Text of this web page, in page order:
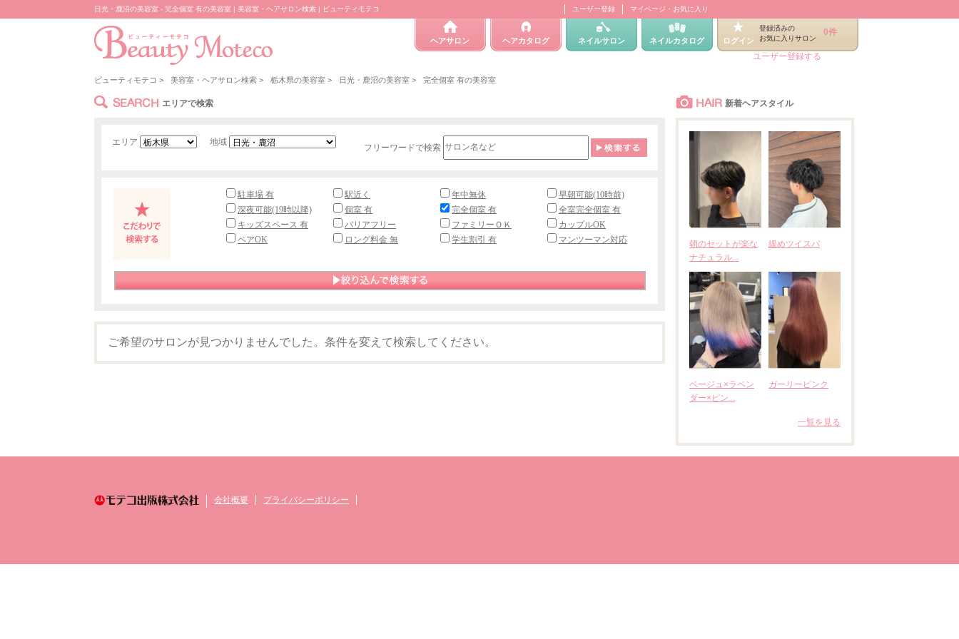
日光・鹿沼の美容室 - 完全個室 有の美容室 | 美容室・ヘアサロン検索 | ビューティモテコ ユーザー登録 マイページ・お気に入り
ヘアサロン ヘアカタログ ネイルサロン ネイルカタログ ログイン
登録済みの
お気に入りサロン
0件
ユーザー登録する
ビューティモテコ > 美容室・ヘアサロン検索 > 栃木県の美容室 > 日光・鹿沼の美容室 > 完全個室 有の美容室
SEARCH エリアで検索
エリア 地域
フリーワードで検索
駐車場 有 駅近く 年中無休
早朝可能(10時前)
深夜可能(19時以降)
個室 有 完全個室 有
全室完全個室 有
キッズスペース 有
バリアフリー ファミリーＯＫ
カップルOK
ペアOK
ロング料金 無 学生割引 有 マンツーマン対応
ご希望のサロンが見つかりませんでした。条件を変えて検索してください。
HAIR 新着ヘアスタイル
朝のセットが楽な
ナチュラル...
緩めツイスパ
ベージュ×ラベン
ダー×ピン...
ガーリーピンク
一覧を見る
会社概要 プライバシーポリシー